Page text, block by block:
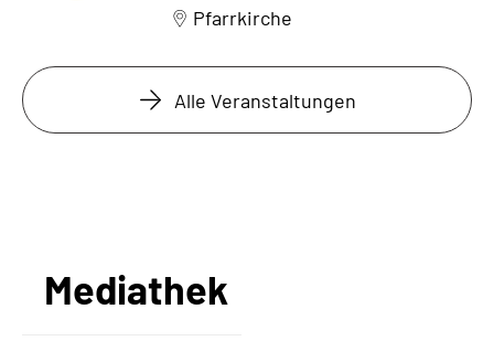
Pfarrkirche
Alle Veranstaltungen
Mediathek